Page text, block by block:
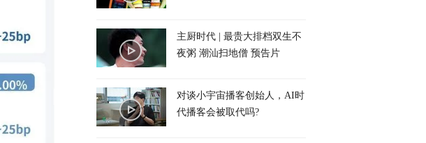
主厨时代 | 最贵大排档双生不
夜粥 潮汕扫地僧 预告片
对谈小宇宙播客创始人，AI时
代播客会被取代吗?